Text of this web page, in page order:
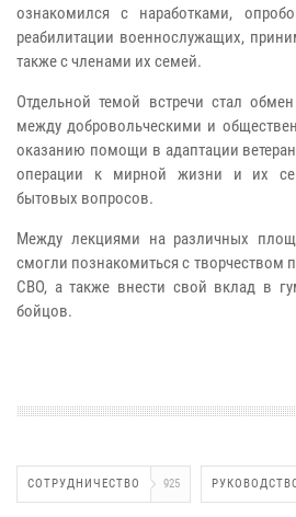
ознакомился с наработками,
реабилитации военнослужащих,
также с членами их семей.
Отдельной темой встречи стал
между добровольческими и
оказанию помощи в адаптации
операции к мирной жизни и их
бытовых вопросов.
Между лекциями на различных
смогли познакомиться с творчеством
СВО, а также внести свой вклад в
бойцов.
СОТРУДНИЧЕСТВО 925